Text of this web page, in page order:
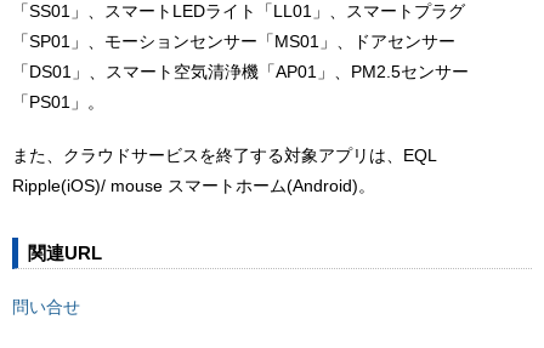
「SS01」、スマートLEDライト「LL01」、スマートプラグ
「SP01」、モーションセンサー「MS01」、ドアセンサー
「DS01」、スマート空気清浄機「AP01」、PM2.5センサー
「PS01」。
また、クラウドサービスを終了する対象アプリは、EQL
Ripple(iOS)/ mouse スマートホーム(Android)。
関連URL
問い合せ